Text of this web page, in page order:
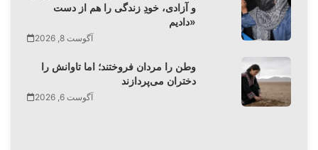
و آزادی، خودِ زندگی را هم از دست
دادیم»
آگوست 8, 2026
وطن را مردان فروختند؛ اما تاوانش را
دختران می‌پردازند
آگوست 6, 2026